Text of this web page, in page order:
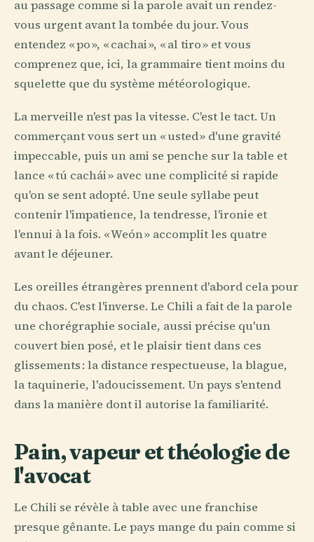
au passage comme si la parole avait un rendez-
vous urgent avant la tombée du jour. Vous
entendez « po », « cachai », « al tiro » et vous
comprenez que, ici, la grammaire tient moins du
squelette que du système météorologique.
La merveille n'est pas la vitesse. C'est le tact. Un
commerçant vous sert un « usted » d'une gravité
impeccable, puis un ami se penche sur la table et
lance « tú cachái » avec une complicité si rapide
qu'on se sent adopté. Une seule syllabe peut
contenir l'impatience, la tendresse, l'ironie et
l'ennui à la fois. « Weón » accomplit les quatre
avant le déjeuner.
Les oreilles étrangères prennent d'abord cela pour
du chaos. C'est l'inverse. Le Chili a fait de la parole
une chorégraphie sociale, aussi précise qu'un
couvert bien posé, et le plaisir tient dans ces
glissements : la distance respectueuse, la blague,
la taquinerie, l'adoucissement. Un pays s'entend
dans la manière dont il autorise la familiarité.
Pain, vapeur et théologie de
l'avocat
Le Chili se révèle à table avec une franchise
presque gênante. Le pays mange du pain comme si